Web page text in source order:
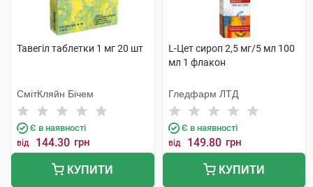
Тавегіл таблетки 1 мг 20 шт
СмітКляйн Бічем
Є в наявності
від 144.30 грн
КУПИТИ
L-Цет сироп 2,5 мг/5 мл 100
мл 1 флакон
Гледфарм ЛТД
Є в наявності
від 149.80 грн
КУПИТИ